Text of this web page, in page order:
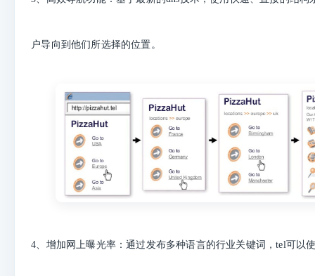
户导向到他们所选择的位置。
4、增加网上曝光率：通过发布多种语言的行业关键词，tel可以